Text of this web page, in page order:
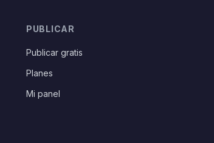
PUBLICAR
Publicar gratis
Planes
Mi panel